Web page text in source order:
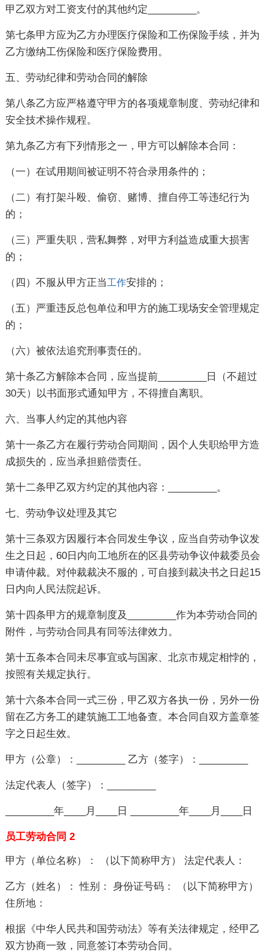
甲乙双方对工资支付的其他约定_________。
第七条甲方应为乙方办理医疗保险和工伤保险手续，并为
乙方缴纳工伤保险和医疗保险费用。
五、劳动纪律和劳动合同的解除
第八条乙方应严格遵守甲方的各项规章制度、劳动纪律和
安全技术操作规程。
第九条乙方有下列情形之一，甲方可以解除本合同：
（一）在试用期间被证明不符合录用条件的；
（二）有打架斗殴、偷窃、赌博、擅自停工等违纪行为
的；
（三）严重失职，营私舞弊，对甲方利益造成重大损害
的；
（四）不服从甲方正当工作安排的；
（五）严重违反总包单位和甲方的施工现场安全管理规定
的；
（六）被依法追究刑事责任的。
第十条乙方解除本合同，应当提前_________日（不超过
30天）以书面形式通知甲方，不得擅自离职。
六、当事人约定的其他内容
第十一条乙方在履行劳动合同期间，因个人失职给甲方造
成损失的，应当承担赔偿责任。
第十二条甲乙双方约定的其他内容：_________。
七、劳动争议处理及其它
第十三条双方因履行本合同发生争议，应当自劳动争议发
生之日起，60日内向工地所在的区县劳动争议仲裁委员会
申请仲裁。对仲裁裁决不服的，可自接到裁决书之日起15
日内向人民法院起诉。
第十四条甲方的规章制度及_________作为本劳动合同的
附件，与劳动合同具有同等法律效力。
第十五条本合同未尽事宜或与国家、北京市规定相悖的，
按照有关规定执行。
第十六条本合同一式三份，甲乙双方各执一份，另外一份
留在乙方务工的建筑施工工地备查。本合同自双方盖章签
字之日起生效。
甲方（公章）：_________ 乙方（签字）：_________
法定代表人（签字）：_________
_________年____月____日 _________年____月____日
员工劳动合同 2
甲方（单位名称）： （以下简称甲方） 法定代表人：
乙方（姓名）： 性别： 身份证号码： （以下简称甲方）
住所地：
根据《中华人民共和国劳动法》等有关法律规定，经甲乙
双方协商一致，同意签订本劳动合同。